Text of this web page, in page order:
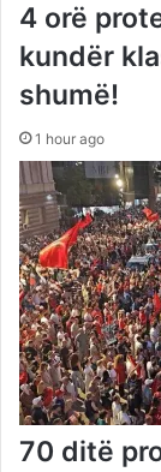
4 orë
kundër
shumë!
1 hour ago
70 ditë